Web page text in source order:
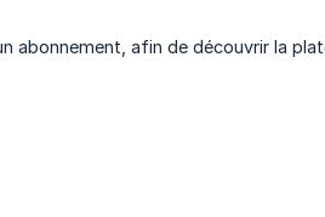
abonnement, afin de découvrir la